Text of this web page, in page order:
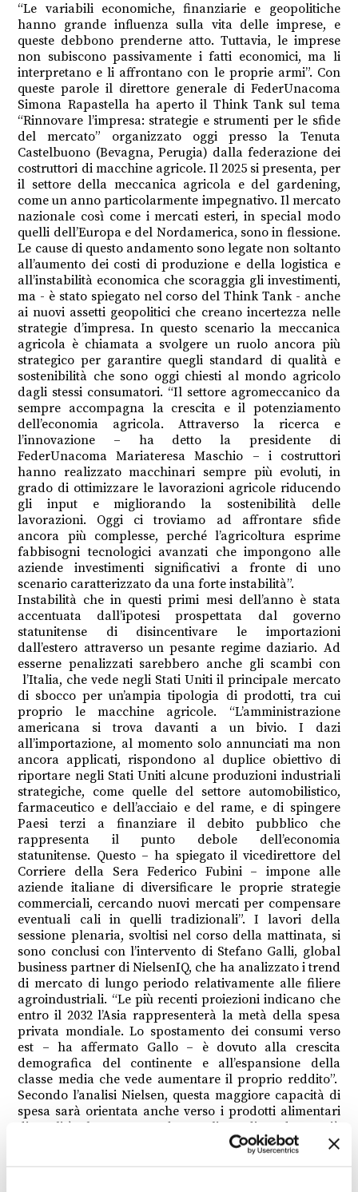
“Le variabili economiche, finanziarie e geopolitiche
hanno grande influenza sulla vita delle imprese, e
queste debbono prenderne atto. Tuttavia, le imprese
non subiscono passivamente i fatti economici, ma li
interpretano e li affrontano con le proprie armi”. Con
queste parole il direttore generale di FederUnacoma
Simona Rapastella ha aperto il Think Tank sul tema
“Rinnovare l’impresa: strategie e strumenti per le sfide
del mercato” organizzato oggi presso la Tenuta
Castelbuono (Bevagna, Perugia) dalla federazione dei
costruttori di macchine agricole. Il 2025 si presenta, per
il settore della meccanica agricola e del gardening,
come un anno particolarmente impegnativo. Il mercato
nazionale così come i mercati esteri, in special modo
quelli dell’Europa e del Nordamerica, sono in flessione.
Le cause di questo andamento sono legate non soltanto
all’aumento dei costi di produzione e della logistica e
all’instabilità economica che scoraggia gli investimenti,
ma - è stato spiegato nel corso del Think Tank - anche
ai nuovi assetti geopolitici che creano incertezza nelle
strategie d’impresa. In questo scenario la meccanica
agricola è chiamata a svolgere un ruolo ancora più
strategico per garantire quegli standard di qualità e
sostenibilità che sono oggi chiesti al mondo agricolo
dagli stessi consumatori. “Il settore agromeccanico da
sempre accompagna la crescita e il potenziamento
dell’economia agricola. Attraverso la ricerca e
l’innovazione – ha detto la presidente di
FederUnacoma Mariateresa Maschio – i costruttori
hanno realizzato macchinari sempre più evoluti, in
grado di ottimizzare le lavorazioni agricole riducendo
gli input e migliorando la sostenibilità delle
lavorazioni. Oggi ci troviamo ad affrontare sfide
ancora più complesse, perché l’agricoltura esprime
fabbisogni tecnologici avanzati che impongono alle
aziende investimenti significativi a fronte di uno
scenario caratterizzato da una forte instabilità”.
Instabilità che in questi primi mesi dell’anno è stata
accentuata dall’ipotesi prospettata dal governo
statunitense di disincentivare le importazioni
dall’estero attraverso un pesante regime daziario. Ad
esserne penalizzati sarebbero anche gli scambi con
l’Italia, che vede negli Stati Uniti il principale mercato
di sbocco per un’ampia tipologia di prodotti, tra cui
proprio le macchine agricole. “L’amministrazione
americana si trova davanti a un bivio. I dazi
all’importazione, al momento solo annunciati ma non
ancora applicati, rispondono al duplice obiettivo di
riportare negli Stati Uniti alcune produzioni industriali
strategiche, come quelle del settore automobilistico,
farmaceutico e dell’acciaio e del rame, e di spingere
Paesi terzi a finanziare il debito pubblico che
rappresenta il punto debole dell’economia
statunitense. Questo – ha spiegato il vicedirettore del
Corriere della Sera Federico Fubini – impone alle
aziende italiane di diversificare le proprie strategie
commerciali, cercando nuovi mercati per compensare
eventuali cali in quelli tradizionali”. I lavori della
sessione plenaria, svoltisi nel corso della mattinata, si
sono conclusi con l’intervento di Stefano Galli, global
business partner di NielsenIQ, che ha analizzato i trend
di mercato di lungo periodo relativamente alle filiere
agroindustriali. “Le più recenti proiezioni indicano che
entro il 2032 l’Asia rappresenterà la metà della spesa
privata mondiale. Lo spostamento dei consumi verso
est – ha affermato Gallo – è dovuto alla crescita
demografica del continente e all’espansione della
classe media che vede aumentare il proprio reddito”.
Secondo l’analisi Nielsen, questa maggiore capacità di
spesa sarà orientata anche verso i prodotti alimentari
di qualità elevata, secondo una linea di tendenza già
consolidata nelle economie più avanzate. Tuttavia, la
qualità non è l’unico driver che guida i comportamenti